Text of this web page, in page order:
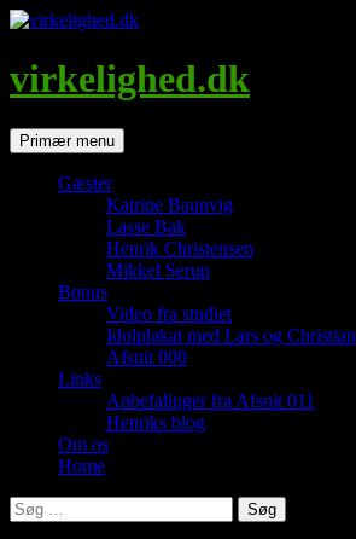
Hop
indhold
virkelighed.dk
SøgPrimær menu
Gæster
Katrine Baunvig
Lasse Bak
Henrik Christensen
Mikkel Serup
Bonus
Video fra studiet
Idolplakat med Lars og Christian
Afsnit 000
Links
Anbefalinger fra Afsnit 011
Henriks blog
Om os
Home
Søg
efter: